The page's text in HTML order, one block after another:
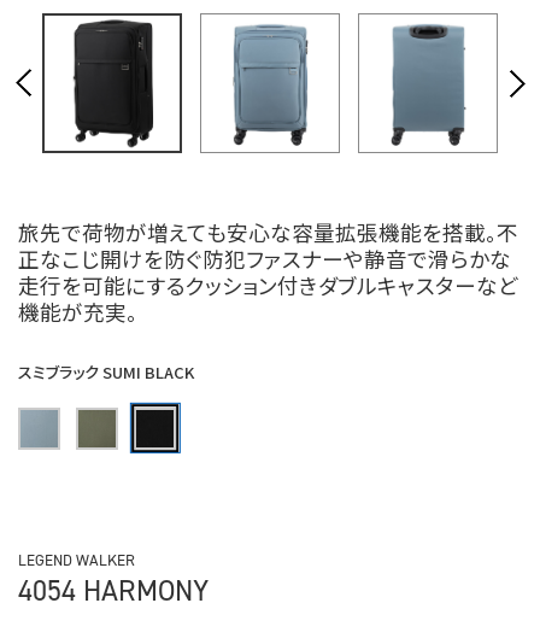
旅先で荷物が増えても安心な容量拡張機能を搭載。不
正なこじ開けを防ぐ防犯ファスナーや静音で滑らかな
走行を可能にするクッション付きダブルキャスターなど
機能が充実。
LEGEND WALKER
4054 HARMONY
スミブラック SUMI BLACK